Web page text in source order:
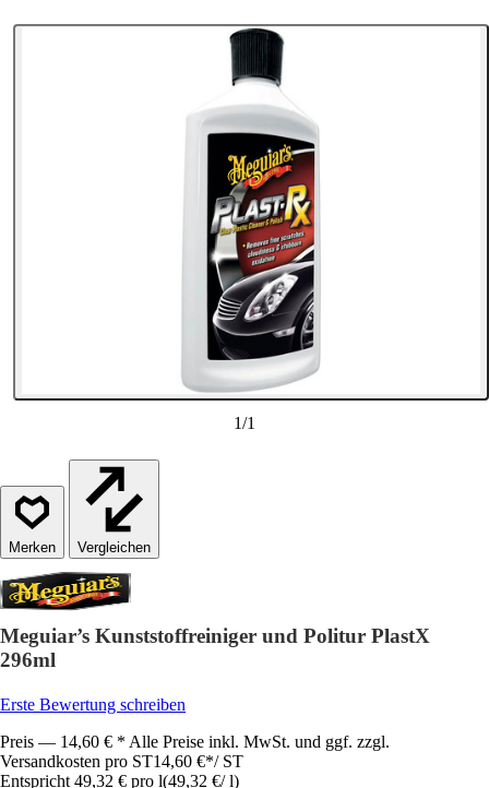
1/1
Vergleichen
Meguiar’s Kunststoffreiniger und Politur PlastX
296ml
Erste Bewertung schreiben
Preis — 14,60 € * Alle Preise inkl. MwSt. und ggf. zzgl.
Versandkosten pro ST14,60 €*/ ST
Entspricht 49,32 € pro l(49,32 €/ l)